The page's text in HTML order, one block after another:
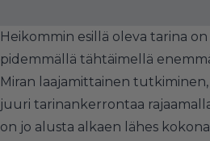
Heikommin esillä oleva tarina on
pidemmällä tähtäimellä
Miran laajamittainen
juuri tarinankerrontaa
on jo alusta alkaen lähes